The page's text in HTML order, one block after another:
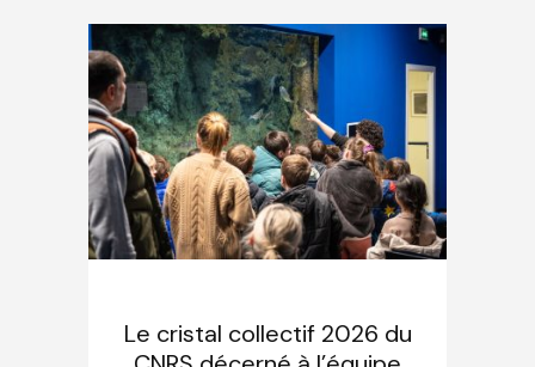
Le cristal collectif 2026 du